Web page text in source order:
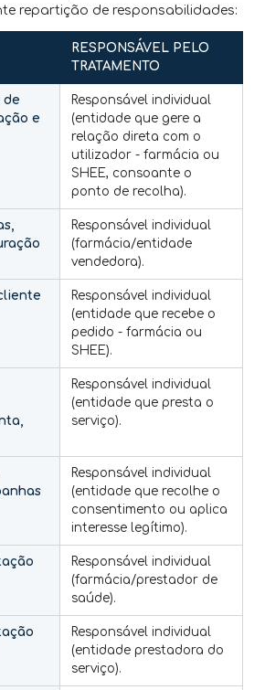
repartição de responsabilidades:
RESPONSÁVEL PELO
TRATAMENTO
de
e
Responsável individual
(entidade que gere a
relação direta com o
utilizador - farmácia ou
SHEE, consoante o
ponto de recolha).
Responsável individual
(farmácia/entidade
vendedora).
Responsável individual
(entidade que recebe o
pedido - farmácia ou
SHEE).
Responsável individual
(entidade que presta o
serviço).
Responsável individual
(entidade que recolhe o
consentimento ou aplica
interesse legítimo).
Responsável individual
(farmácia/prestador de
saúde).
Responsável individual
(entidade prestadora do
serviço).